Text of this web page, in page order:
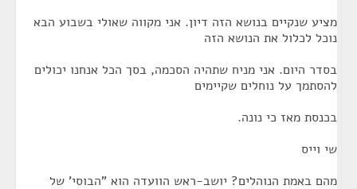
מציע שנקיים בנושא הזה דיון. אני מקווה שאולי בשבוע הבא
נוכל לכלול את הנושא הזה
בסדר היום. אני מניח שתהיה הסכמה, בסך הכל אנחנו יכולים
להסתמך על נוחלים שקיימים
בכנסת מאז כי נונה.
שי וייס
מהם באמת הנוהלים? יושב-ראש הוועדה הוא "הבוסי' של